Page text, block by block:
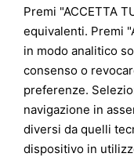
Premi "ACCETTA
equivalenti. Premi
in modo analitico
consenso o
preferenze.
navigazione in
diversi da quelli
dispositivo in